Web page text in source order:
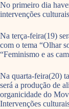
No primeiro dia
intervenções
Na terça-feira(19)
com o tema “Olhar
“Feminismo e as
Na quarta-feira(20)
será a produção de
organicidade do
Intervenções